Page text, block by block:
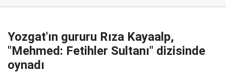
Yozgat'ın gururu Rıza Kayaalp,
"Mehmed: Fetihler Sultanı" dizisinde
oynadı